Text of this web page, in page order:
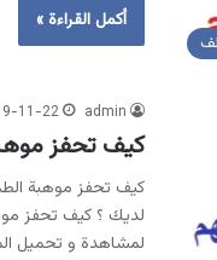
أكمل القراءة »
admin
11-22
كيف تحفز
كيف تحفز موهبة
لديك ؟ كيف تحفز
لمشاهدة و تحميل